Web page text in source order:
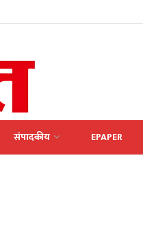
संपादकीय EPAPER